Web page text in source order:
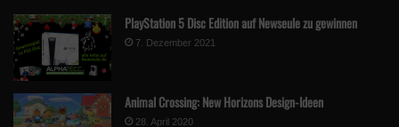
PlayStation 5 Disc Edition auf Newseule zu gewinnen
7. Dezember 2021
Animal Crossing: New Horizons Design-Ideen
28. April 2020